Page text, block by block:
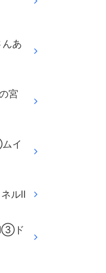
あ
宮
イ
ルⅡ
ド